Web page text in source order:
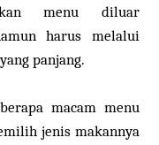
menu diluar
harus melalui
panjang.
macam menu
jenis makannya